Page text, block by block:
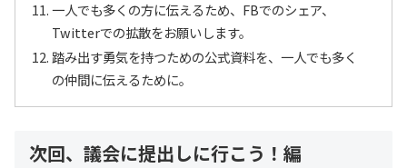
一人でも多くの方に伝えるため、FBでのシェア、
Twitterでの拡散をお願いします。
踏み出す勇気を持つための公式資料を、一人でも多く
の仲間に伝えるために。
次回、議会に提出しに行こう！編